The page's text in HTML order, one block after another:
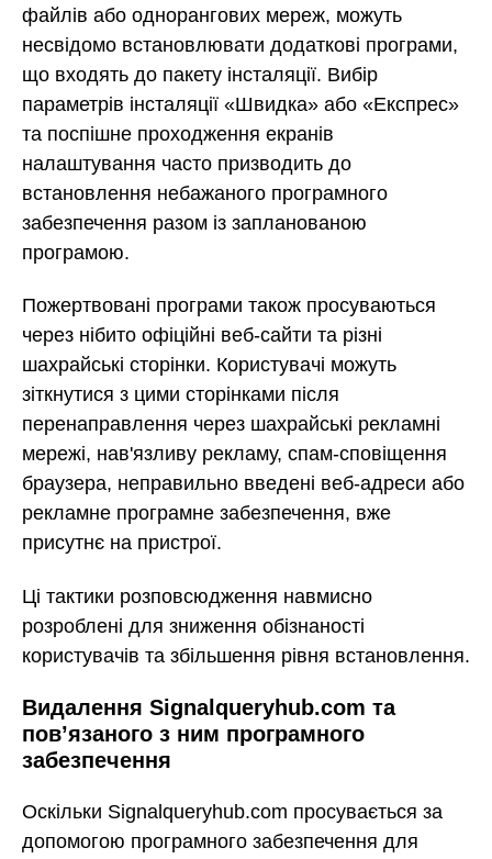
файлів або однорангових мереж, можуть
несвідомо встановлювати додаткові програми,
що входять до пакету інсталяції. Вибір
параметрів інсталяції «Швидка» або «Експрес»
та поспішне проходження екранів
налаштування часто призводить до
встановлення небажаного програмного
забезпечення разом із запланованою
програмою.
Пожертвовані програми також просуваються
через нібито офіційні веб-сайти та різні
шахрайські сторінки. Користувачі можуть
зіткнутися з цими сторінками після
перенаправлення через шахрайські рекламні
мережі, нав'язливу рекламу, спам-сповіщення
браузера, неправильно введені веб-адреси або
рекламне програмне забезпечення, вже
присутнє на пристрої.
Ці тактики розповсюдження навмисно
розроблені для зниження обізнаності
користувачів та збільшення рівня встановлення.
Видалення Signalqueryhub.com та
пов’язаного з ним програмного
забезпечення
Оскільки Signalqueryhub.com просувається за
допомогою програмного забезпечення для